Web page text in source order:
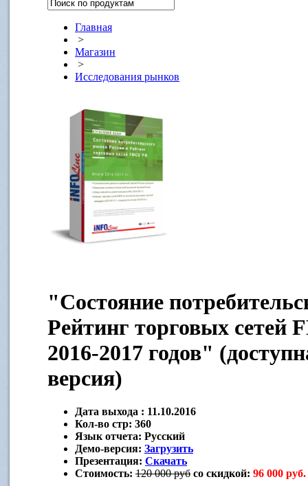
Главная
>
Магазин
>
Исследования рынков
"Состояние
Рейтинг торговых
2016-2017 годов"
версия)
Дата выхода : 11.10.2016
Кол-во стр: 360
Язык отчета: Русский
Демо-версия: Загрузить
Презентация: Скачать
Стоимость: 120 000 руб со скидкой: 96 000 руб.